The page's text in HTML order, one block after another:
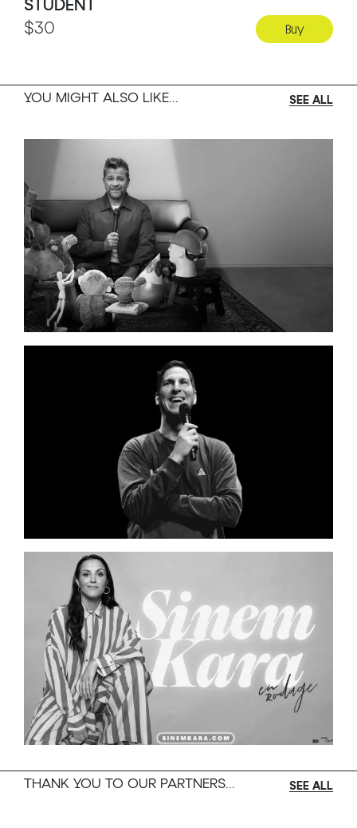
STUDENT
$30 Buy
YOU MIGHT ALSO LIKE... SEE ALL
THANK YOU TO OUR PARTNERS... SEE ALL